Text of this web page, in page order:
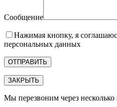
Сообщение
Нажимая кнопку, я
персональных данных
ЗАКРЫТЬ
Мы перезвоним через